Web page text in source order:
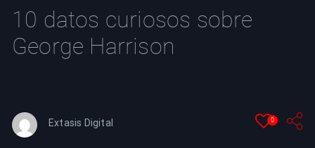
10 datos curiosos sobre
George Harrison
Extasis Digital 0